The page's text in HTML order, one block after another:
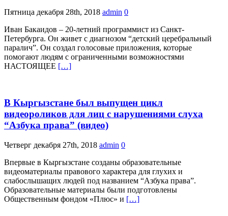
Пятница декабря 28th, 2018 admin 0
Иван Бакаидов – 20-летний программист из Санкт-
Петербурга. Он живет с диагнозом “детский церебральный
паралич”. Он создал голосовые приложения, которые
помогают людям с ограниченными возможностями
НАСТОЯЩЕЕ […]
В Кыргызстане был выпущен цикл
видеороликов для лиц с нарушениями слуха
“Азбука права” (видео)
Четверг декабря 27th, 2018 admin 0
Впервые в Кыргызстане созданы образовательные
видеоматериалы правового характера для глухих и
слабослышащих людей под названием “Азбука права”.
Образовательные материалы были подготовлены
Общественным фондом «Плюс» и […]